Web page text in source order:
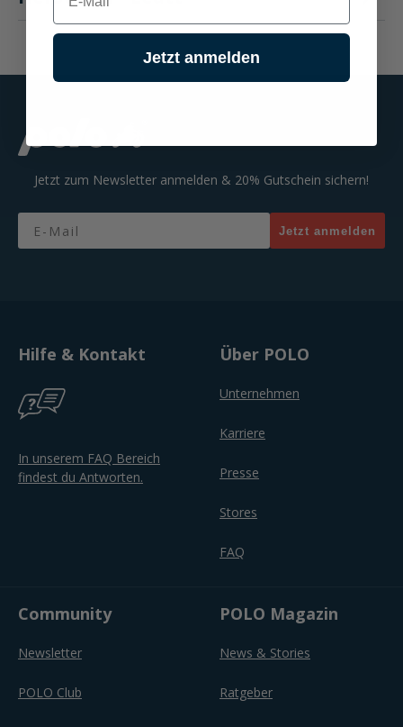
Jetzt zum Newsletter anmelden & 20% Gutschein sichern!
Email
Jetzt anmelden
Hilfe & Kontakt
In unserem FAQ Bereich
findest du Antworten.
Über POLO
Unternehmen
Karriere
Presse
Stores
FAQ
Community
Newsletter
POLO Club
POLO Magazin
News & Stories
Ratgeber
Jetzt anmelden